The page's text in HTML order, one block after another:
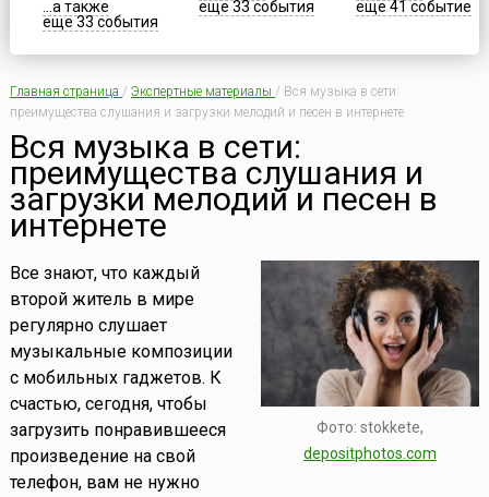
...а также
еще 33 события
еще 33 события
еще 41 событие
Главная страница / Экспертные материалы / Вся музыка в сети:
преимущества слушания и загрузки мелодий и песен в интернете
Вся музыка в сети:
преимущества слушания и
загрузки мелодий и песен в
интернете
Фото: stokkete,
depositphotos.com
Все знают, что каждый
второй житель в мире
регулярно слушает
музыкальные композиции
с мобильных гаджетов. К
счастью, сегодня, чтобы
загрузить понравившееся
произведение на свой
телефон, вам не нужно